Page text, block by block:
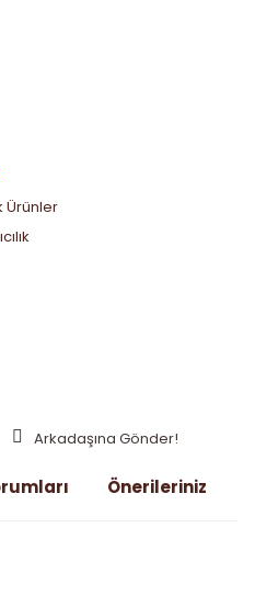
Ürünler
Arkadaşına Gönder!
Önerileriniz